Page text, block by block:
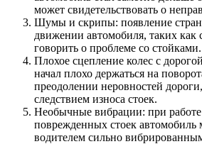
может свидетельствовать о
Шумы и скрипы: появление
движении автомобиля, таких как
говорить о проблеме со стойками.
Плохое сцепление колес с
начал плохо держаться на
преодолении неровностей
следствием износа стоек.
Необычные вибрации: при
поврежденных стоек автомобиль
водителем сильно